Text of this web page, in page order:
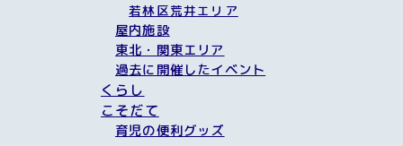
若林区荒井エリア
屋内施設
東北・関東エリア
過去に開催したイベント
くらし
こそだて
育児の便利グッズ